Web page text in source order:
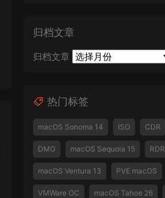
归档文章
归档文章
热门标签
macOS Sonoma 14 ISO CDR
DMG macOS Sequoia 15 RDR
macOS Ventura 13 PVE macOS
VMWare OC macOS Tahoe 26